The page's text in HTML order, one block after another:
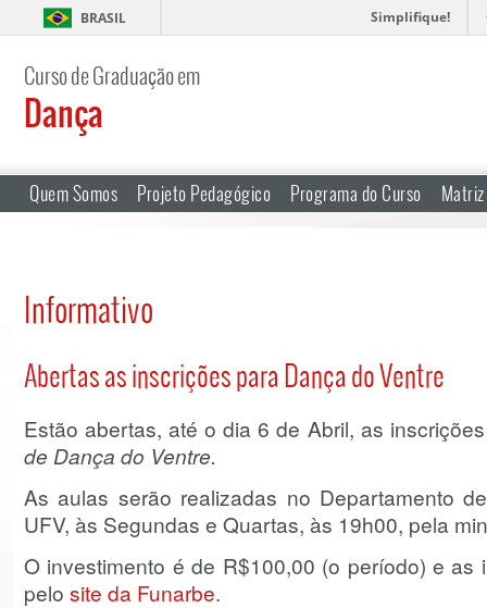
BRASIL Simplifique!
Curso de Graduação em
Dança
Quem Somos Projeto Pedagógico Programa do Curso
Informativo
Abertas as inscrições para Dança do Ventre
Estão abertas, até o dia 6 de Abril, as
de Dança do Ventre.
As aulas serão realizadas no Departamento
UFV, às Segundas e Quartas, às 19h00, pela
O investimento é de R$100,00 (o período) e as
pelo site da Funarbe.